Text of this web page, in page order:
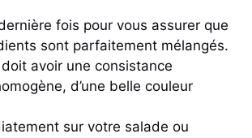
fois pour vous assurer que
sont parfaitement mélangés.
avoir une consistance
d’une belle couleur
sur votre salade ou